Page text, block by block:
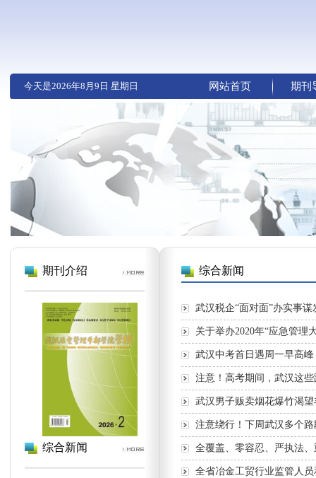
今天是2026年8月9日 星期日 网站首页 期刊
期刊介绍
综合新闻
综合新闻
武汉税企“面对面”办实事谋
关于举办2020年“应急管理
武汉中考首日遇周一早高
注意！高考期间，武汉这
武汉男子贩卖烟花爆竹渴
注意绕行！下周武汉多个
全覆盖、零容忍、严执法
全省冶金工贸行业监管人